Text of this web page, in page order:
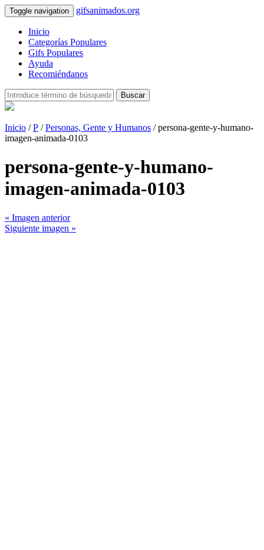
Toggle navigation gifsanimados.org
Inicio
Categorías Populares
Gifs Populares
Ayuda
Recomiéndanos
Buscar
Inicio /P /Personas, Gente y Humanos / persona-gente-y-humano-
imagen-animada-0103
persona-gente-y-humano-
imagen-animada-0103
« Imagen anterior
Siguiente imagen »